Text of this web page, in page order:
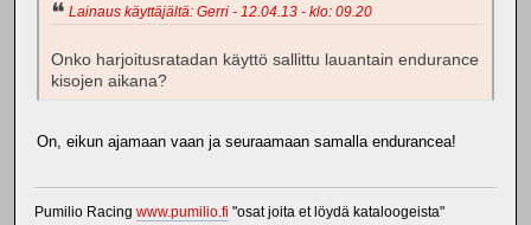
Lainaus käyttäjältä: Gerri - 12.04.13 - klo: 09.20
Onko harjoitusratadan käyttö sallittu lauantain endurance
kisojen aikana?
On, eikun ajamaan vaan ja seuraamaan samalla endurancea!
Pumilio Racing www.pumilio.fi "osat joita et löydä kataloogeista"